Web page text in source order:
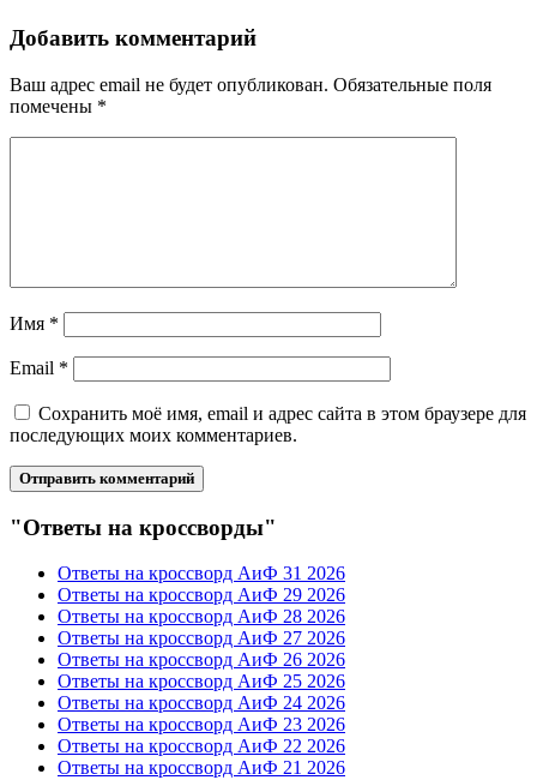
Добавить комментарий
Ваш адрес email не будет опубликован. Обязательные поля
помечены *
Имя *
Email *
Сохранить моё имя, email и адрес сайта в этом браузере для
последующих моих комментариев.
"Ответы на кроссворды"
Ответы на кроссворд АиФ 31 2026
Ответы на кроссворд АиФ 29 2026
Ответы на кроссворд АиФ 28 2026
Ответы на кроссворд АиФ 27 2026
Ответы на кроссворд АиФ 26 2026
Ответы на кроссворд АиФ 25 2026
Ответы на кроссворд АиФ 24 2026
Ответы на кроссворд АиФ 23 2026
Ответы на кроссворд АиФ 22 2026
Ответы на кроссворд АиФ 21 2026